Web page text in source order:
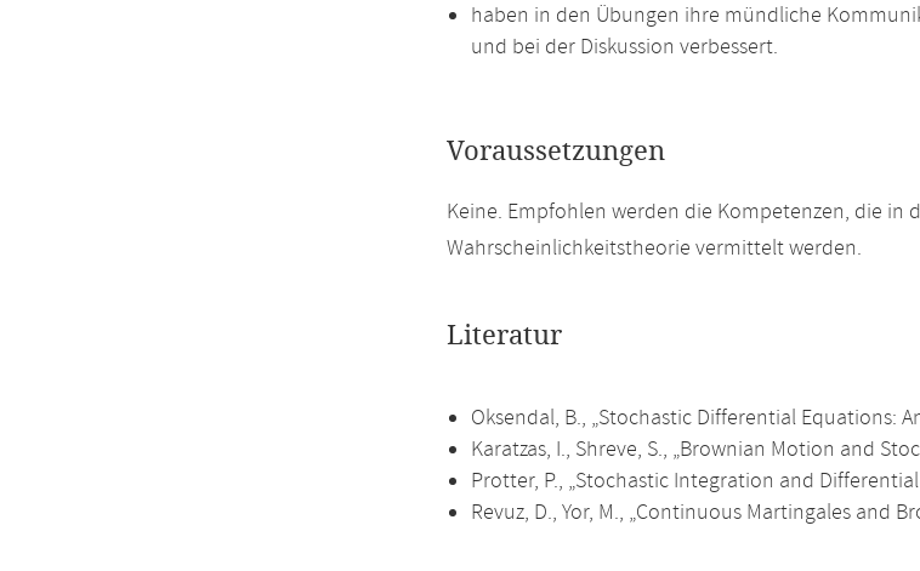
haben in den Übungen ihre mündliche
und bei der Diskussion verbessert.
Voraussetzungen
Keine. Empfohlen werden die Kompetenzen, die
Wahrscheinlichkeitstheorie vermittelt werden.
Literatur
Oksendal, B., „Stochastic Differential Equations:
Karatzas, I., Shreve, S., „Brownian Motion and
Protter, P., „Stochastic Integration and
Revuz, D., Yor, M., „Continuous Martingales and